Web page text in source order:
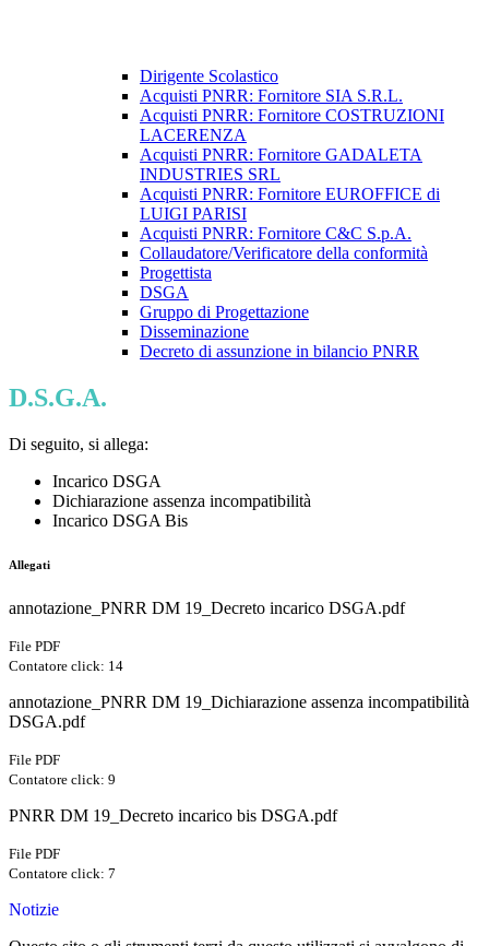
Dirigente Scolastico
Acquisti PNRR: Fornitore SIA S.R.L.
Acquisti PNRR: Fornitore COSTRUZIONI
LACERENZA
Acquisti PNRR: Fornitore GADALETA
INDUSTRIES SRL
Acquisti PNRR: Fornitore EUROFFICE di
LUIGI PARISI
Acquisti PNRR: Fornitore C&C S.p.A.
Collaudatore/Verificatore della conformità
Progettista
DSGA
Gruppo di Progettazione
Disseminazione
Decreto di assunzione in bilancio PNRR
D.S.G.A.
Di seguito, si allega:
Incarico DSGA
Dichiarazione assenza incompatibilità
Incarico DSGA Bis
Allegati
annotazione_PNRR DM 19_Decreto incarico DSGA.pdf
File PDF
Contatore click: 14
annotazione_PNRR DM 19_Dichiarazione assenza incompatibilità
DSGA.pdf
File PDF
Contatore click: 9
PNRR DM 19_Decreto incarico bis DSGA.pdf
File PDF
Contatore click: 7
Notizie